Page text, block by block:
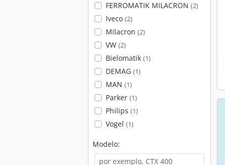
FERROMATIK MILACRON (2)
Iveco (2)
Milacron (2)
VW (2)
Bielomatik (1)
DEMAG (1)
MAN (1)
Parker (1)
Philips (1)
Vogel (1)
Modelo: